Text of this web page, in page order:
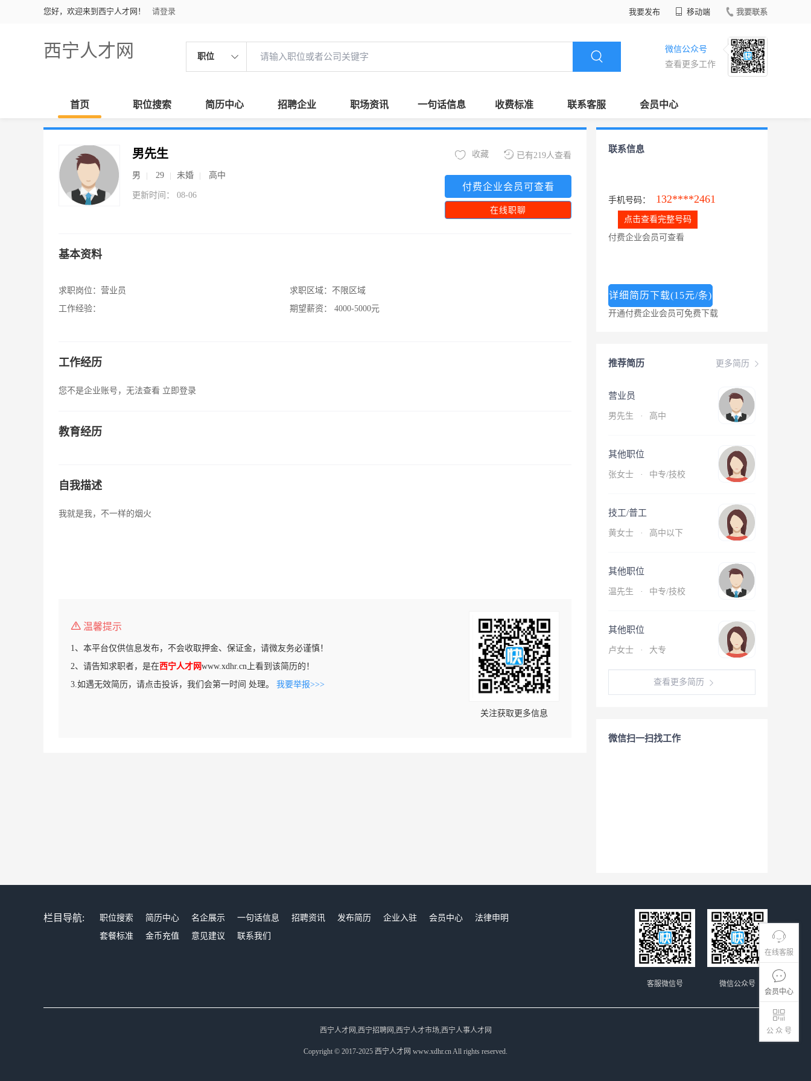
您好，欢迎来到西宁人才网！ 请登录 我要发布 移动端 我要联系
西宁人才网 职位
微信公众号
查看更多工作
首页 职位搜索 简历中心 招聘企业 职场资讯 一句话信息 收费标准 联系客服 会员中心
在线客服
会员中心
公 众 号
男先生
男 29 未婚 高中
更新时间： 08-06
已有219人查看
收藏
付费企业会员可查看
在线职聊
基本资料
求职岗位： 营业员
工作经验：
求职区域： 不限区域
期望薪资：
4000-5000元
工作经历
您不是企业账号，无法查看 立即登录
教育经历
自我描述
我就是我，不一样的烟火
温馨提示
1、本平台仅供信息发布，不会收取押金、保证金，请微友务必谨慎！
2、请告知求职者，是在西宁人才网www.xdhr.cn上看到该简历的！
3.如遇无效简历，请点击投诉，我们会第一时间 处理。 我要举报>>>
关注获取更多信息
联系信息
手机号码： 132****2461
点击查看完整号码
付费企业会员可查看
详细简历下载(15元/条)
开通付费企业会员可免费下载
更多简历
推荐简历
营业员
男先生 · 高中
其他职位
张女士 · 中专/技校
技工/普工
黄女士 · 高中以下
其他职位
温先生 · 中专/技校
其他职位
卢女士 · 大专
查看更多简历
微信扫一扫找工作
栏目导航: 职位搜索 简历中心 名企展示 一句话信息 招聘资讯 发布简历 企业入驻 会员中心
法律申明
套餐标准
金币充值 意见建议 联系我们
微信公众号
客服微信号
西宁人才网,西宁招聘网,西宁人才市场,西宁人事人才网
Copyright © 2017-2025 西宁人才网 www.xdhr.cn All rights reserved.